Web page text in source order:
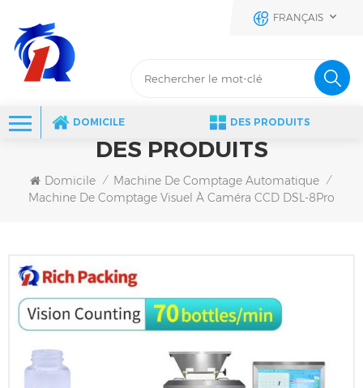
FRANÇAIS
DOMICILE DES PRODUITS
DES PRODUITS
Domicile / Machine De Comptage Automatique /
Machine De Comptage Visuel À Caméra CCD DSL-8Pro